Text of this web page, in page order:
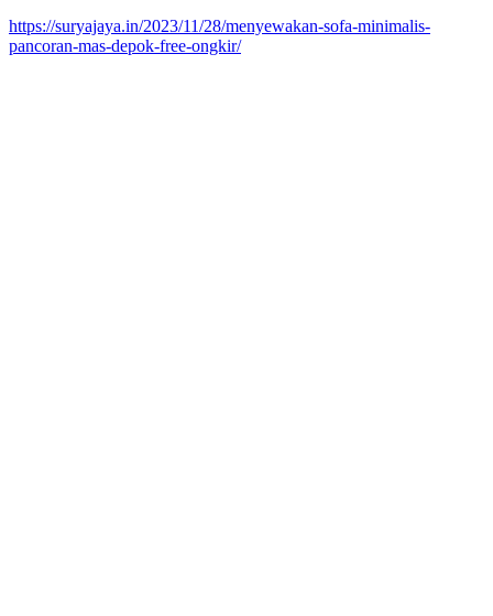
https://suryajaya.in/2023/11/28/menyewakan-sofa-minimalis-
pancoran-mas-depok-free-ongkir/